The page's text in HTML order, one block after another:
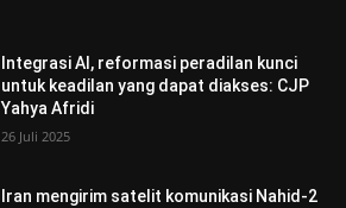
Integrasi AI, reformasi peradilan kunci
untuk keadilan yang dapat diakses: CJP
Yahya Afridi
26 Juli 2025
Iran mengirim satelit komunikasi Nahid-2